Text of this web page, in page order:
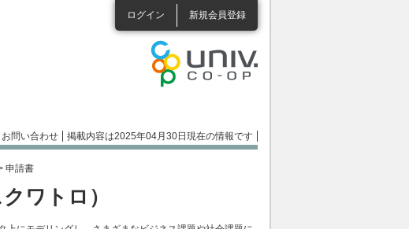
ログイン 新規会員登録
お問い合わせ 掲載内容は2025年04月30日現在の情報です
申請書
ワトロ）